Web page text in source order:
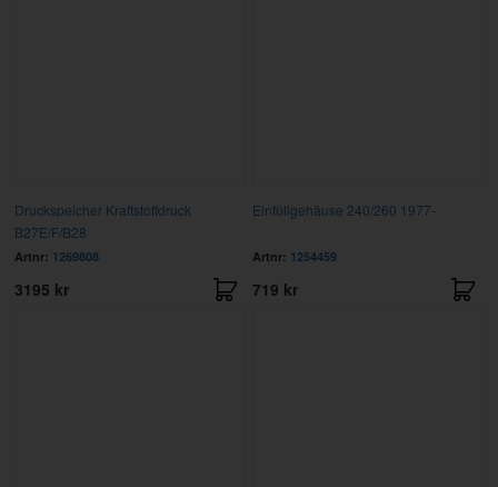
Druckspeicher Kraftstoffdruck
B27E/F/B28
Artnr: 1269808
3195 kr
Einfüllgehäuse 240/260 1977-
Artnr: 1254459
719 kr